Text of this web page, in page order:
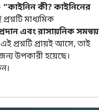
“কাইনিন কী? কাইনিনের
মাধ্যমিক
এবং রাসায়নিক
প্রশ্নটি প্রায়ই আসে, তাই
উপকারী হয়েছে।